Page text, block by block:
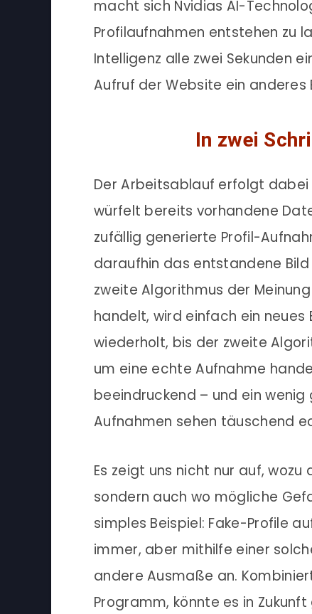
macht sich Nvidias AI-
Profilaufnahmen entstehen zu
Intelligenz alle zwei Sekunden
Aufruf der Website ein anderes
In zwei
Der Arbeitsablauf erfolgt dabei
würfelt bereits vorhandene
zufällig generierte Profil-
daraufhin das entstandene
zweite Algorithmus der
handelt, wird einfach ein neues
wiederholt, bis der zweite
um eine echte Aufnahme
beeindruckend – und ein
Aufnahmen sehen täuschend
Es zeigt uns nicht nur auf,
sondern auch wo mögliche
simples Beispiel: Fake-Profile
immer, aber mithilfe einer
andere Ausmaße an.
Programm, könnte es in